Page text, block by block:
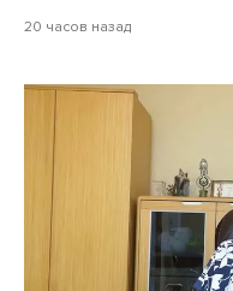
20 часов назад